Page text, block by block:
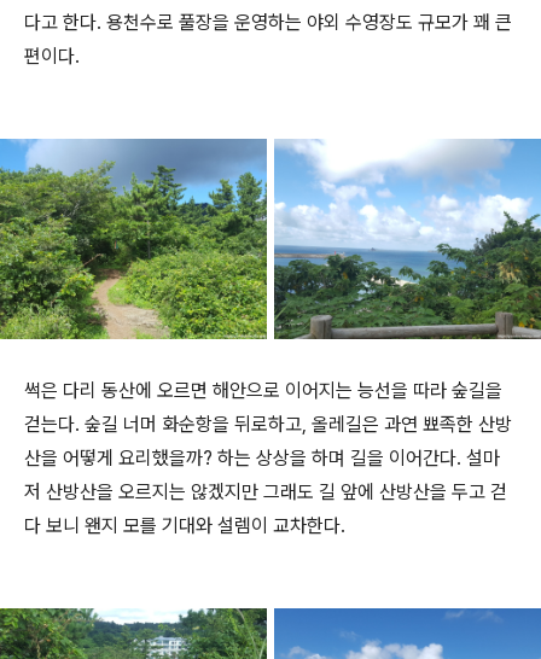
다고 한다. 용천수로 풀장을 운영하는 야외 수영장도 규모가 꽤 큰
편이다.
썩은 다리 동산에 오르면 해안으로 이어지는 능선을 따라 숲길을
걷는다. 숲길 너머 화순항을 뒤로하고, 올레길은 과연 뾰족한 산방
산을 어떻게 요리했을까? 하는 상상을 하며 길을 이어간다. 설마
저 산방산을 오르지는 않겠지만 그래도 길 앞에 산방산을 두고 걷
다 보니 왠지 모를 기대와 설렘이 교차한다.